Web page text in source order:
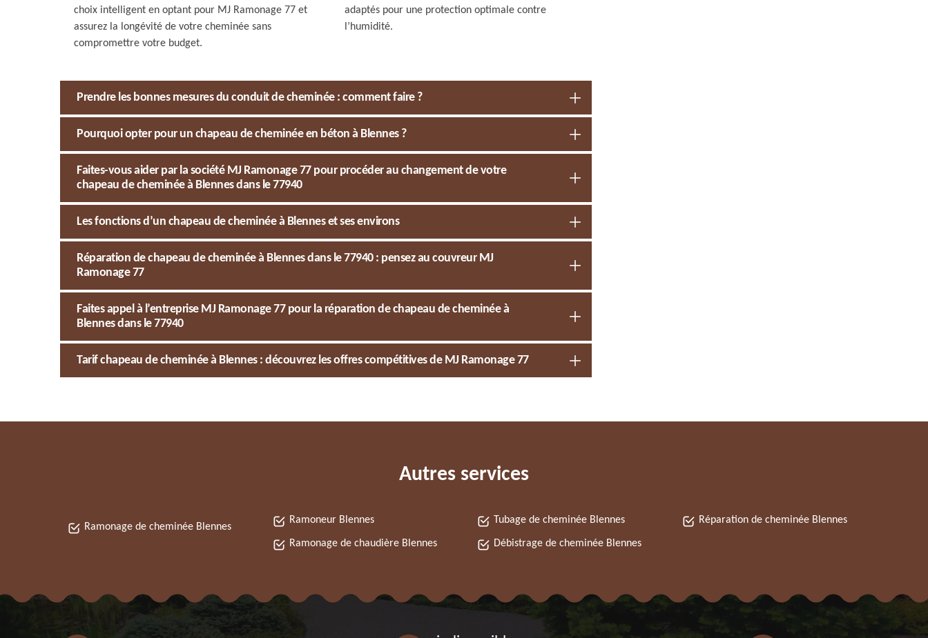
choix intelligent en optant pour MJ Ramonage 77 et
assurez la longévité de votre cheminée sans
compromettre votre budget.
adaptés pour une protection optimale contre
l’humidité.
Prendre les bonnes mesures du conduit de cheminée : comment faire ?
Pourquoi opter pour un chapeau de cheminée en béton à Blennes ?
Faites-vous aider par la société MJ Ramonage 77 pour procéder au changement de votre
chapeau de cheminée à Blennes dans le 77940
Les fonctions d’un chapeau de cheminée à Blennes et ses environs
Réparation de chapeau de cheminée à Blennes dans le 77940 : pensez au couvreur MJ
Ramonage 77
Faites appel à l’entreprise MJ Ramonage 77 pour la réparation de chapeau de cheminée à
Blennes dans le 77940
Tarif chapeau de cheminée à Blennes : découvrez les offres compétitives de MJ Ramonage 77
Autres services
Ramonage de cheminée Blennes
Ramoneur Blennes
Ramonage de chaudière Blennes
Tubage de cheminée Blennes
Débistrage de cheminée Blennes
Réparation de cheminée Blennes